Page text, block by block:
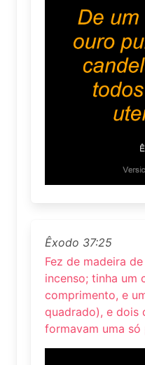
Êxodo 37:25
Fez de madeira
incenso; tinha um
comprimento, e
quadrado), e dois
formavam uma só